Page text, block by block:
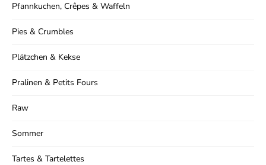
Pfannkuchen, Crêpes & Waffeln
Pies & Crumbles
Plätzchen & Kekse
Pralinen & Petits Fours
Raw
Sommer
Tartes & Tartelettes